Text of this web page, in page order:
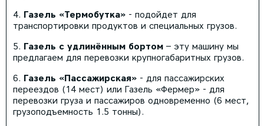
Газель «Термобутка»- подойдет для
транспортировки продуктов и специальных грузов.
Газель с удлинённым бортом– эту машину мы
предлагаем для перевозки крупногабаритных грузов.
Газель «Пассажирская»- для пассажирских
переездов (14 мест) или Газель «Фермер» - для
перевозки груза и пассажиров одновременно (6 мест,
грузоподъемность 1.5 тонны).